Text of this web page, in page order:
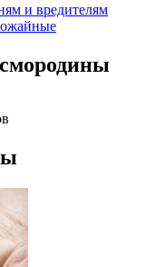
и вредителям